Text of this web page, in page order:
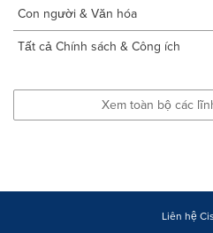
Con người & Văn hóa
Tất cả Chính sách & Công ích
Xem toàn bộ các
Liên hệ